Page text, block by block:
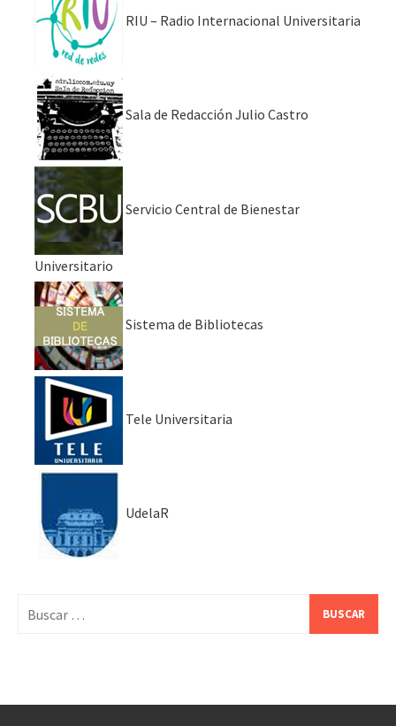
RIU – Radio Internacional Universitaria
Sala de Redacción Julio Castro
Servicio Central de Bienestar
Universitario
Sistema de Bibliotecas
Tele Universitaria
UdelaR